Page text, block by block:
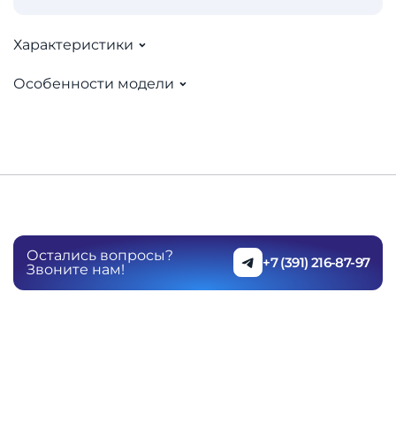
Характеристики
Особенности модели
Остались вопросы?
Звоните нам!
+7 (391) 216-87-97